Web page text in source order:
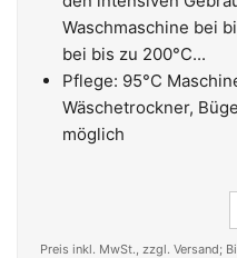
Waschmaschine bei
bei bis zu 200°C...
Pflege: 95°C
Wäschetrockner,
möglich
Preis inkl. MwSt., zzgl. Versand;